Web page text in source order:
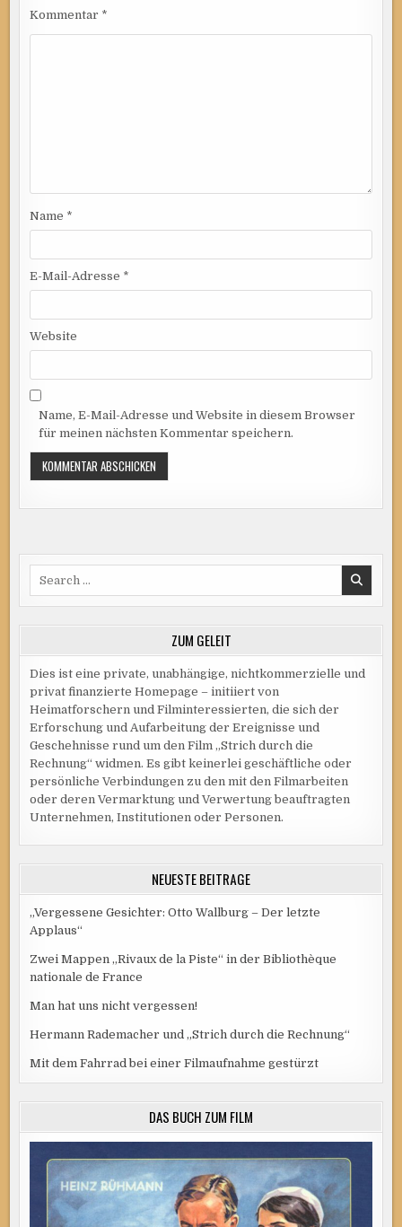
Kommentar *
Name *
E-Mail-Adresse *
Website
Name, E-Mail-Adresse und Website in diesem Browser
für meinen nächsten Kommentar speichern.
ZUM GELEIT
Dies ist eine private, unabhängige, nichtkommerzielle und
privat finanzierte Homepage – initiiert von
Heimatforschern und Filminteressierten, die sich der
Erforschung und Aufarbeitung der Ereignisse und
Geschehnisse rund um den Film „Strich durch die
Rechnung“ widmen. Es gibt keinerlei geschäftliche oder
persönliche Verbindungen zu den mit den Filmarbeiten
oder deren Vermarktung und Verwertung beauftragten
Unternehmen, Institutionen oder Personen.
NEUESTE BEITRÄGE
„Vergessene Gesichter: Otto Wallburg – Der letzte
Applaus“
Zwei Mappen „Rivaux de la Piste“ in der Bibliothèque
nationale de France
Man hat uns nicht vergessen!
Hermann Rademacher und „Strich durch die Rechnung“
Mit dem Fahrrad bei einer Filmaufnahme gestürzt
DAS BUCH ZUM FILM